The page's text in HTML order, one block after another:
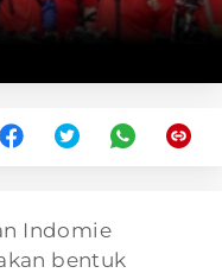
Indomie
bentuk